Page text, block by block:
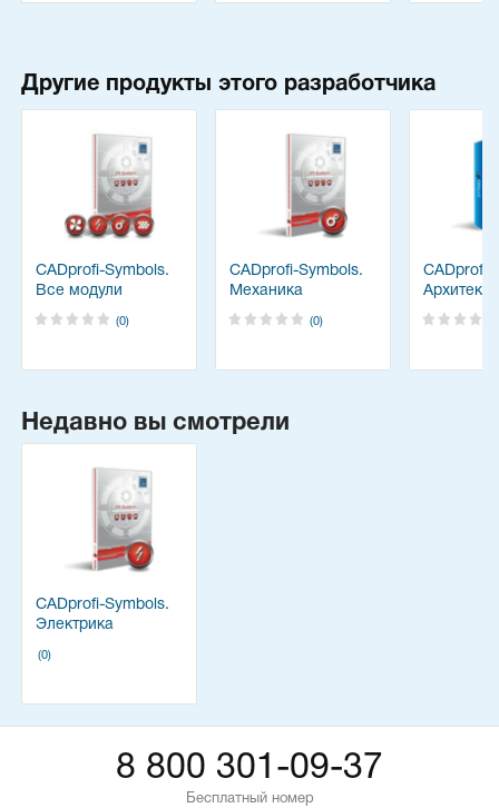
Другие продукты этого разработчика
CADprofi-Symbols.
Все модули
(0)
CADprofi-Symbols.
Механика
(0)
CADprofi-
Недавно вы смотрели
CADprofi-Symbols.
Электрика
(0)
8 800 301-09-37
Бесплатный номер